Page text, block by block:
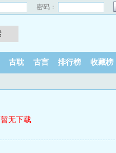
密码：
古耽 古言 排行榜 收藏榜
暂无下载